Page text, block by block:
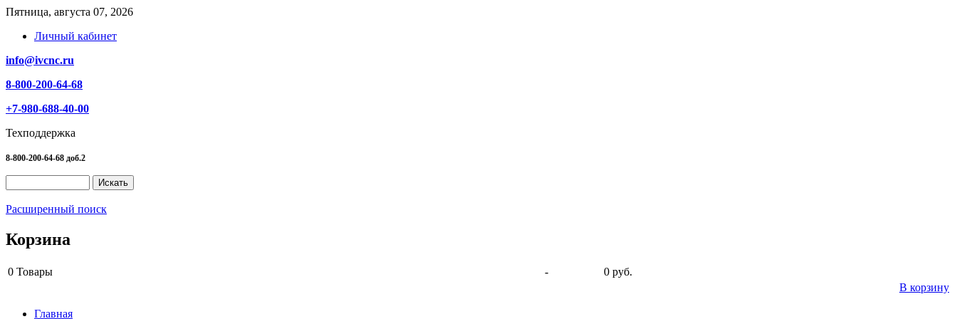
Пятница, августа 07, 2026
Личный кабинет
info@ivcnc.ru
8-800-200-64-68
+7-980-688-40-00
Техподдержка
8-800-200-64-68 доб.2
Расширенный поиск
Корзина
0 Товары -
0 руб.
В корзину
Главная